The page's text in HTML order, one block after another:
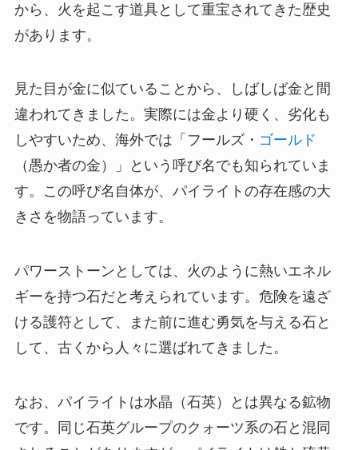
から、火を起こす道具として重宝されてきた歴史
があります。
見た目が金に似ていることから、しばしば金と間
違われてきました。実際には金より硬く、劣化も
しやすいため、海外では「フールズ・ ゴールド
（愚か者の金）」という呼び名でも知られていま
す。この呼び名自体が、パイライトの存在感の大
きさを物語っています。
パワーストーンとしては、火のように熱いエネル
ギーを持つ石だと考えられています。危険を遠ざ
ける護符として、また前に進む勇気を与える石と
して、古くから人々に選ばれてきました。
なお、パイライトは水晶（石英）とは異なる鉱物
です。同じ石英グループのクォーツ系の石と混同